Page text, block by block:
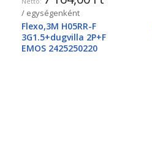
/ egységenként
Flexo,3M H05RR-F
3G1.5+dugvilla 2P+F
EMOS 2425250220